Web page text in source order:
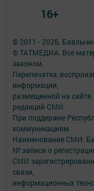
© 2011 - 2026. Бавлы-
© ТАТМЕДИА. Все
законом.
Перепечатка,
информации,
размещенной на
редакций СМИ.
При поддержке
коммуникациям.
Наименование СМИ:
№ записи о
СМИ
связи,
информационных
16+